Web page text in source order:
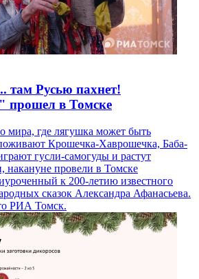
там Русью пахнет!
прошел в Томске
мира, где лягушка может быть
Крошечка-Хаврошечка, Баба-
гусли-самогуды и растут
накануне провели в Томске
к 200-летию известного
сказок Александра Афанасьева.
РИА Томск.